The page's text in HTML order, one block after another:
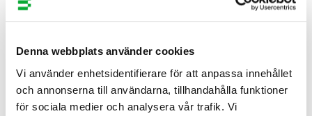
Denna webbplats använder cookies
Vi använder enhetsidentifierare för att anpassa innehållet
och annonserna till användarna, tillhandahålla funktioner
för sociala medier och analysera vår trafik. Vi
Design is an appearance of the product or its part
resulting from the lines, contours, colours, shape,
texture and/or...